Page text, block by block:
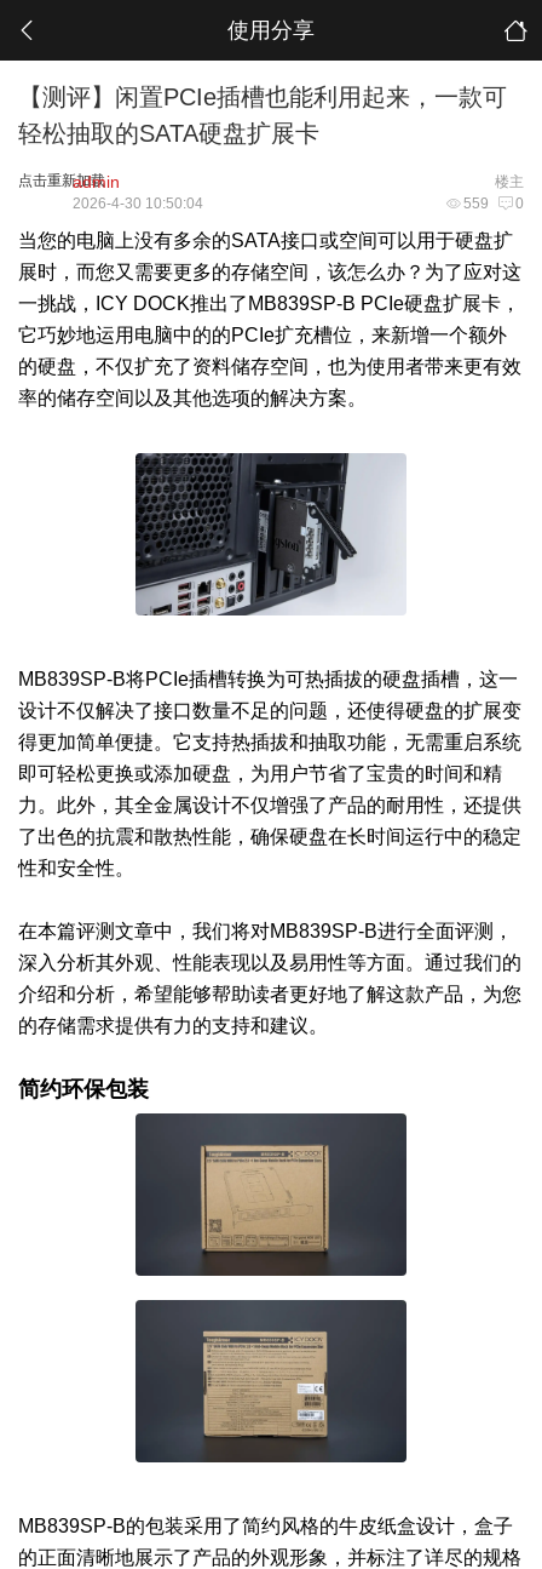
使用分享
【测评】闲置PCIe插槽也能利用起来，一款可
轻松抽取的SATA硬盘扩展卡
点击重新加载 楼主
admin
559 0
2026-4-30 10:50:04
当您的电脑上没有多余的SATA接口或空间可以用于硬盘扩
展时，而您又需要更多的存储空间，该怎么办？为了应对这
一挑战，ICY DOCK推出了MB839SP-B PCIe硬盘扩展卡，
它巧妙地运用电脑中的的PCIe扩充槽位，来新增一个额外
的硬盘，不仅扩充了资料储存空间，也为使用者带来更有效
率的储存空间以及其他选项的解决方案。
MB839SP-B将PCIe插槽转换为可热插拔的硬盘插槽，这一
设计不仅解决了接口数量不足的问题，还使得硬盘的扩展变
得更加简单便捷。它支持热插拔和抽取功能，无需重启系统
即可轻松更换或添加硬盘，为用户节省了宝贵的时间和精
力。此外，其全金属设计不仅增强了产品的耐用性，还提供
了出色的抗震和散热性能，确保硬盘在长时间运行中的稳定
性和安全性。
在本篇评测文章中，我们将对MB839SP-B进行全面评测，
深入分析其外观、性能表现以及易用性等方面。通过我们的
介绍和分析，希望能够帮助读者更好地了解这款产品，为您
的存储需求提供有力的支持和建议。
简约环保包装
MB839SP-B的包装采用了简约风格的牛皮纸盒设计，盒子
的正面清晰地展示了产品的外观形象，并标注了详尽的规格